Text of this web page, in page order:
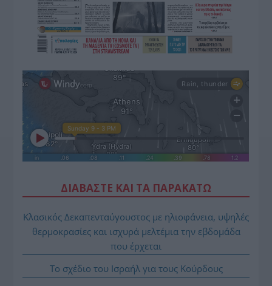
ΔΙΑΒΑΣΤΕ ΚΑΙ ΤΑ ΠΑΡΑΚΑΤΩ
Κλασικός Δεκαπενταύγουστος με ηλιοφάνεια, υψηλές
θερμοκρασίες και ισχυρά μελτέμια την εβδομάδα
που έρχεται
Το σχέδιο του Ισραήλ για τους Κούρδους